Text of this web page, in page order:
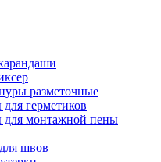
разметочные
герметиков
для монтажной пены
швов